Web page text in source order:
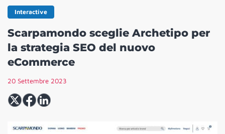
Interactive
Scarpamondo sceglie Archetipo per
la strategia SEO del nuovo
eCommerce
20 Settembre 2023